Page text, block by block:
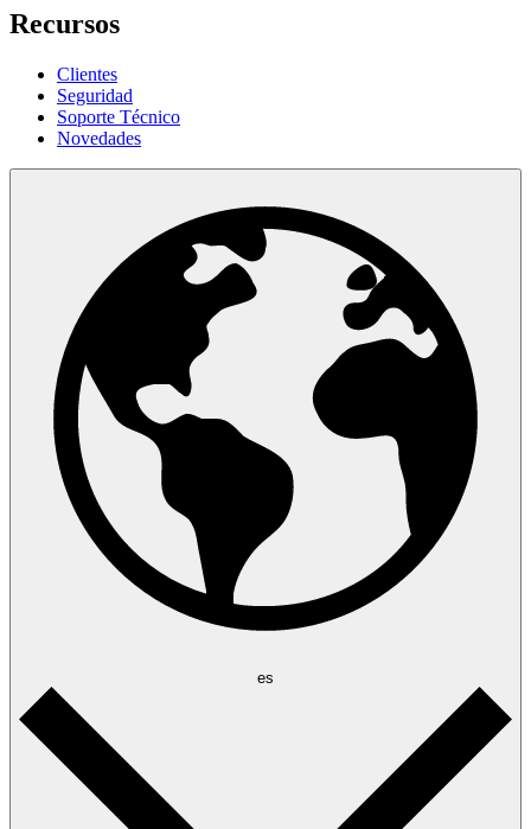
Recursos
Clientes
Seguridad
Soporte Técnico
Novedades
es